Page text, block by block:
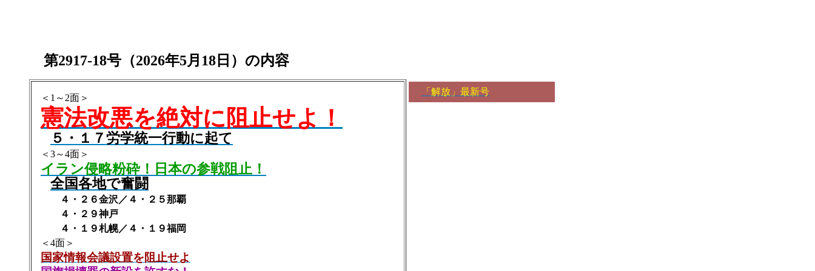
第2917-18号 （2026年5月18日）の内容
＜1～2面＞
憲法改悪を絶対に阻止せよ！
５・１７労学統一行動に起て
＜3～4面＞
イラン侵略粉砕！日本の参戦阻止！
全国各地で奮闘
４・２６金沢／４・２５那覇
４・２９神戸
４・１９札幌／４・１９福岡
＜4面＞
国家情報会議設置を阻止せよ
「解放」最新号